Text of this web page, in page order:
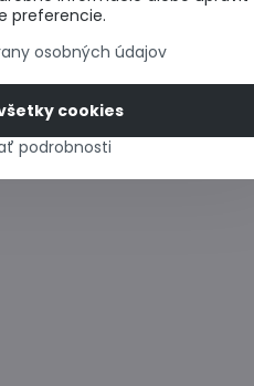
preferencie.
osobných údajov
podrobnosti
cookies